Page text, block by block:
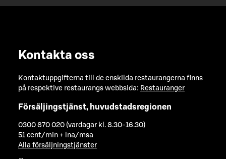
Kontakta oss
Kontaktuppgifterna till de enskilda restaurangerna finns
på respektive restaurangs webbsida: Restauranger
Försäljingstjänst, huvudstadsregionen
0300 870 020 (vardagar kl. 8.30-16.30)
51 cent/min + lna/msa
Alla försäljningstjänster